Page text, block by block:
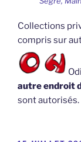
Collections
compris sur
autre endroit